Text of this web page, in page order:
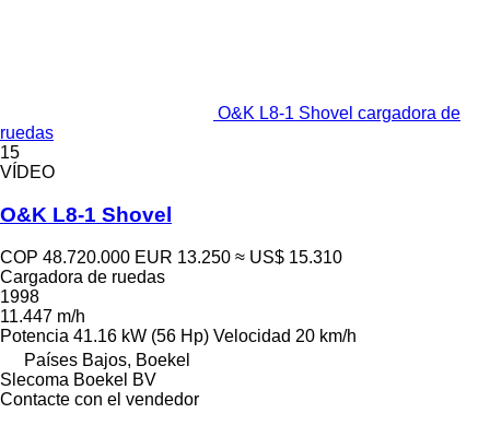
O&K L8-1 Shovel cargadora de
ruedas
15
VÍDEO
O&K L8-1 Shovel
COP 48.720.000 EUR 13.250 ≈ US$ 15.310
Cargadora de ruedas
1998
11.447 m/h
Potencia 41.16 kW (56 Hp) Velocidad 20 km/h
Países Bajos, Boekel
Slecoma Boekel BV
Contacte con el vendedor